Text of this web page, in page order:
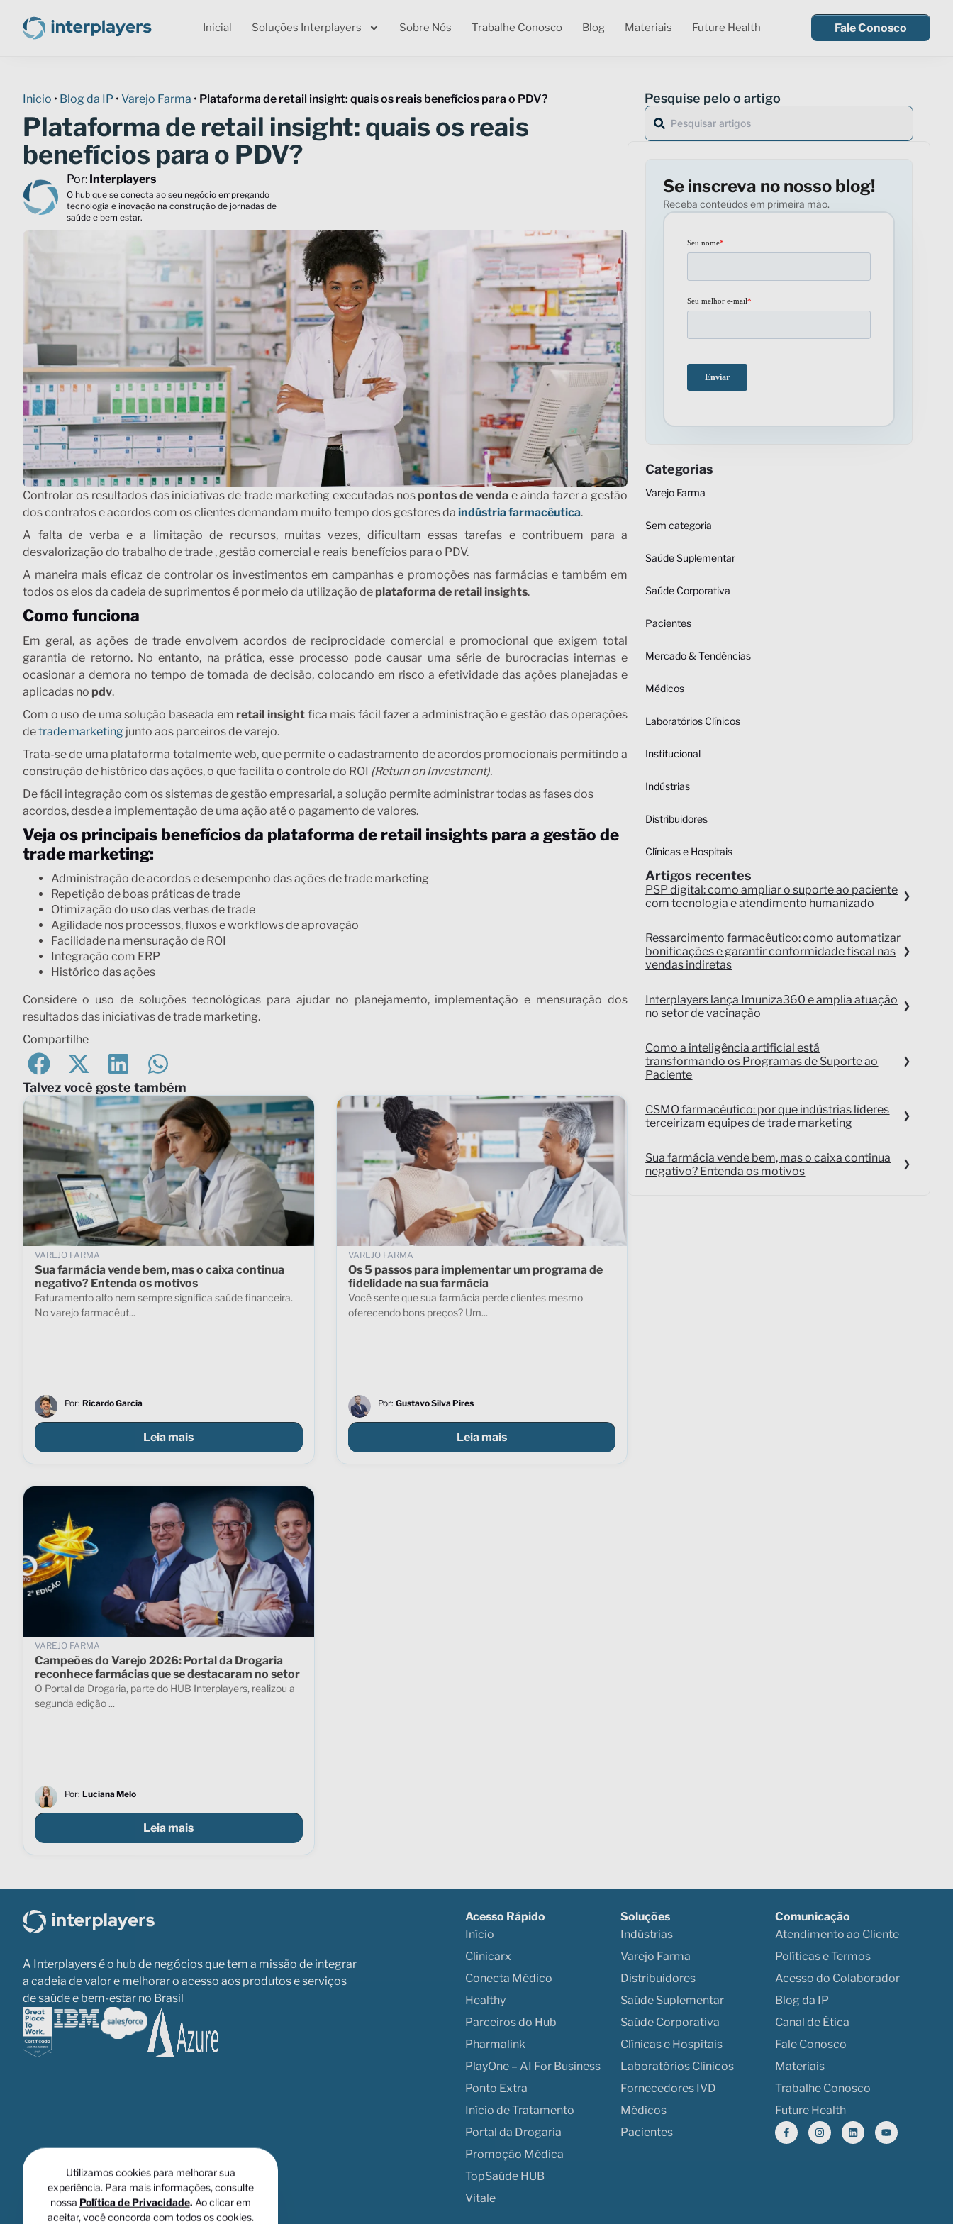
Inicial Soluções Interplayers Sobre Nós Trabalhe Conosco Blog Materiais Future Health Fale Conosco
Inicio • Blog da IP • Varejo Farma • Plataforma de retail insight: quais os reais benefícios para o PDV?
Plataforma de retail insight: quais os reais
benefícios para o PDV?
Por: Interplayers
O hub que se conecta ao seu negócio empregando
tecnologia e inovação na construção de jornadas de
saúde e bem estar.
Controlar os resultados das iniciativas de trade marketing executadas nos pontos de venda e ainda fazer a gestão
dos contratos e acordos com os clientes demandam muito tempo dos gestores da indústria farmacêutica.
A falta de verba e a limitação de recursos, muitas vezes, dificultam essas tarefas e contribuem para a
desvalorização do trabalho de trade , gestão comercial e reais benefícios para o PDV.
A maneira mais eficaz de controlar os investimentos em campanhas e promoções nas farmácias e também em
todos os elos da cadeia de suprimentos é por meio da utilização de plataforma de retail insights.
Como funciona
Em geral, as ações de trade envolvem acordos de reciprocidade comercial e promocional que exigem total
garantia de retorno. No entanto, na prática, esse processo pode causar uma série de burocracias internas e
ocasionar a demora no tempo de tomada de decisão, colocando em risco a efetividade das ações planejadas e
aplicadas no pdv.
Com o uso de uma solução baseada em retail insightfica mais fácil fazer a administração e gestão das operações
detrade marketing junto aos parceiros de varejo.
Trata-se de uma plataforma totalmente web, que permite o cadastramento de acordos promocionais permitindo a
construção de histórico das ações, o que facilita o controle do ROI (Return on Investment).
De fácil integração com os sistemas de gestão empresarial, a solução permite administrar todas as fases dos
acordos, desde a implementação de uma ação até o pagamento de valores.
Veja os principais benefícios da plataforma de retail insights para a gestão de
trade marketing:
Administração de acordos e desempenho das ações de trade marketing
Repetição de boas práticas de trade
Otimização do uso das verbas de trade
Agilidade nos processos, fluxos e workflows de aprovação
Facilidade na mensuração de ROI
Integração com ERP
Histórico das ações
Considere o uso de soluções tecnológicas para ajudar no planejamento, implementação e mensuração dos
resultados das iniciativas de trade marketing.
Compartilhe
Talvez você goste também
VAREJO FARMA
Sua farmácia vende bem, mas o caixa continua
negativo? Entenda os motivos
Faturamento alto nem sempre significa saúde financeira.
No varejo farmacêut...
Por: Ricardo Garcia
Leia mais
VAREJO FARMA
Os 5 passos para implementar um programa de
fidelidade na sua farmácia
Você sente que sua farmácia perde clientes mesmo
oferecendo bons preços? Um...
Por: Gustavo Silva Pires
Leia mais
VAREJO FARMA
Campeões do Varejo 2026: Portal da Drogaria
reconhece farmácias que se destacaram no setor
O Portal da Drogaria, parte do HUB Interplayers, realizou a
segunda edição ...
Por: Luciana Melo
Leia mais
Pesquise pelo o artigo
Se inscreva no nosso blog!
Receba conteúdos em primeira mão.
Categorias
Varejo Farma
Sem categoria
Saúde Suplementar
Saúde Corporativa
Pacientes
Mercado & Tendências
Médicos
Laboratórios Clínicos
Institucional
Indústrias
Distribuidores
Clínicas e Hospitais
Artigos recentes
PSP digital: como ampliar o suporte ao paciente
com tecnologia e atendimento humanizado
Ressarcimento farmacêutico: como automatizar
bonificações e garantir conformidade fiscal nas
vendas indiretas
Interplayers lança Imuniza360 e amplia atuação
no setor de vacinação
Como a inteligência artificial está
transformando os Programas de Suporte ao
Paciente
CSMO farmacêutico: por que indústrias líderes
terceirizam equipes de trade marketing
Sua farmácia vende bem, mas o caixa continua
negativo? Entenda os motivos
A Interplayers é o hub de negócios que tem a missão de integrar
a cadeia de valor e melhorar o acesso aos produtos e serviços
de saúde e bem-estar no Brasil
Acesso Rápido
Início
Clinicarx
Conecta Médico
Healthy
Parceiros do Hub
Pharmalink
PlayOne – AI For Business
Ponto Extra
Início de Tratamento
Portal da Drogaria
Promoção Médica
TopSaúde HUB
Vitale
Soluções
Indústrias
Varejo Farma
Distribuidores
Saúde Suplementar
Saúde Corporativa
Clínicas e Hospitais
Laboratórios Clínicos
Fornecedores IVD
Médicos
Pacientes
Comunicação
Atendimento ao Cliente
Políticas e Termos
Acesso do Colaborador
Blog da IP
Canal de Ética
Fale Conosco
Materiais
Trabalhe Conosco
Future Health
Utilizamos cookies para melhorar sua
experiência. Para mais informações, consulte
nossa Política de Privacidade. Ao clicar em
aceitar, você concorda com todos os cookies.